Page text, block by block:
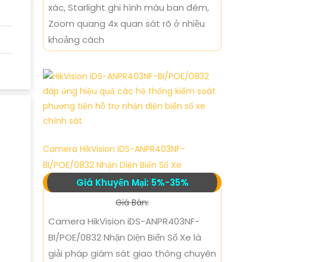
xác, Starlight ghi hình màu ban đêm,
Zoom quang 4x quan sát rõ ở nhiều
khoảng cách
Camera HikVision iDS-ANPR403NF-
BI/POE/0832 Nhận Diện Biển Số Xe
Giá Khuyến Mại: 5%-35%
Giá Bán:
Camera HikVision iDS-ANPR403NF-
BI/POE/0832 Nhận Diện Biển Số Xe là
giải pháp giám sát giao thông chuyên